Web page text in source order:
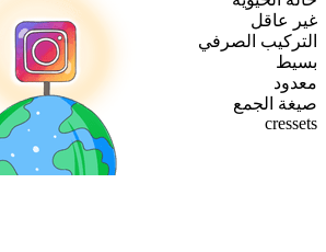
غير عاقل
التركيب الصرفي
بسيط
معدود
صيغة الجمع
cressets